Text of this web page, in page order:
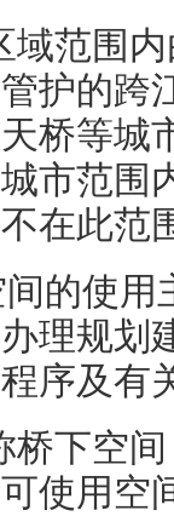
域范围
护的跨
桥等城
市范围
在此范
的使用
理规划
序及有
桥下空
使用空